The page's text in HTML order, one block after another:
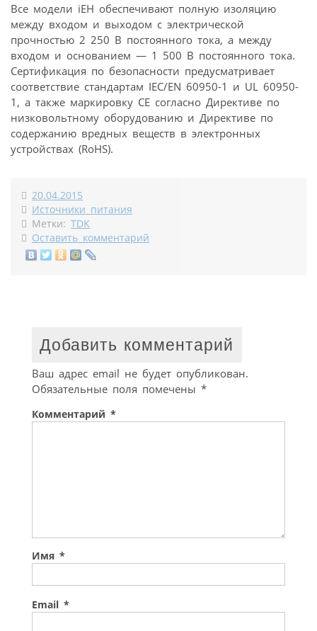
Все модели iEH обеспечивают полную изоляцию
между входом и выходом с электрической
прочностью 2 250 В постоянного тока, а между
входом и основанием — 1 500 В постоянного тока.
Сертификация по безопасности предусматривает
соответствие стандартам IEC/EN 60950-1 и UL 60950-
1, а также маркировку CE согласно Директиве по
низковольтному оборудованию и Директиве по
содержанию вредных веществ в электронных
устройствах (RoHS).
20.04.2015
Источники питания
Метки: TDK
Оставить комментарий
Добавить комментарий
Ваш адрес email не будет опубликован.
Обязательные поля помечены *
Комментарий *
Имя *
Email *